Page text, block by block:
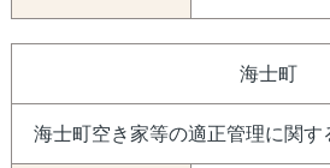
海士町
海士町空き家等の適正管理に関す